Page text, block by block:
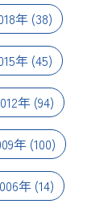
年 (38)
年(45)
年 (94)
年(100)
年(14)